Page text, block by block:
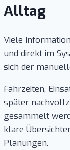
Alltag
Viele
und direkt im
sich der
Fahrzeiten,
später
gesammelt
klare
Planungen.